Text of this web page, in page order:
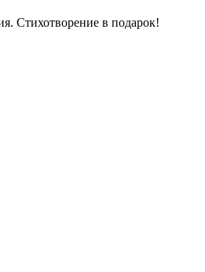
Стихотворение в подарок!